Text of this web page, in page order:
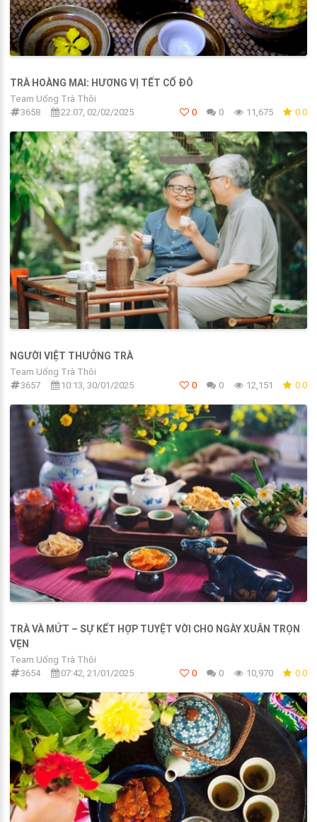
TRÀ HOÀNG MAI: HƯƠNG VỊ TẾT CỐ ĐÔ
Team Uống Trà Thôi
3658
22:07, 02/02/2025 0 0 11,675 0.0
NGƯỜI VIỆT THƯỞNG TRÀ
Team Uống Trà Thôi
3657
10:13, 30/01/2025 0 0 12,151 0.0
TRÀ VÀ MỨT – SỰ KẾT HỢP TUYỆT VỜI CHO NGÀY XUÂN TRỌN
VẸN
Team Uống Trà Thôi
3654
07:42, 21/01/2025 0 0 10,970 0.0